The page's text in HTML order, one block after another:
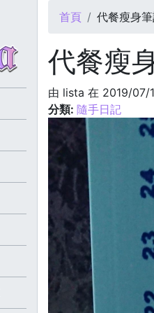
您在這裡
首頁 代餐瘦身
代餐瘦
由 lista 在 2019/07/
分類: 隨手日記